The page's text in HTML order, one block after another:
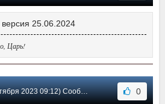
25.06.2024
Царь!
2023 09:12) Сообщение #2 0